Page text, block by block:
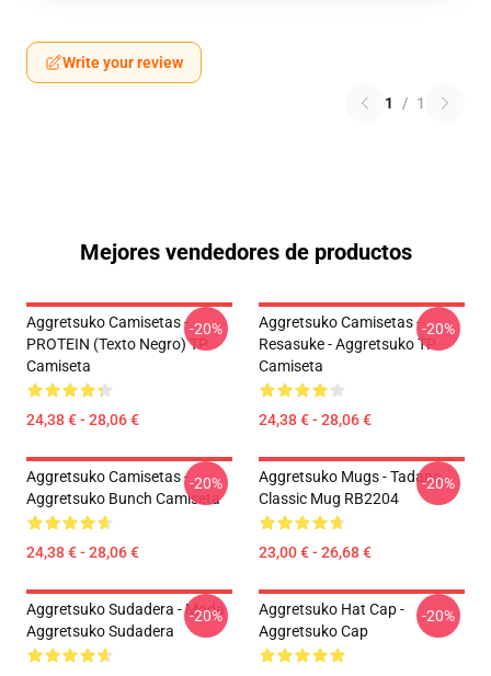
Write your review
1 / 1
Mejores vendedores de productos
Aggretsuko Camisetas -
PROTEIN (texto Negro) TP
Camiseta
24,38 € - 28,06 €
-20%
Aggretsuko Camisetas -
Resasuke - Aggretsuko TP
Camiseta
24,38 € - 28,06 €
-20%
Aggretsuko Camisetas -
Aggretsuko Bunch Camiseta
24,38 € - 28,06 €
-20%
Aggretsuko Mugs - Tadano
Classic Mug RB2204
23,00 € - 26,68 €
-20%
Aggretsuko Sudadera - Moda
Aggretsuko Sudadera
-20%
Aggretsuko Hat Cap -
Aggretsuko Cap
-20%